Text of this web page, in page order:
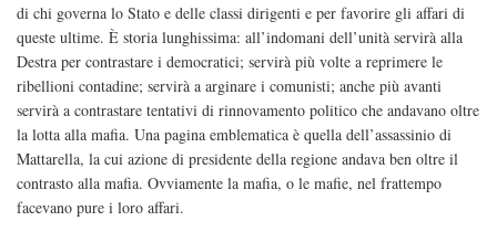
di chi governa lo Stato e delle classi dirigenti e per favorire gli affari di
queste ultime. È storia lunghissima: all’indomani dell’unità servirà alla
Destra per contrastare i democratici; servirà più volte a reprimere le
ribellioni contadine; servirà a arginare i comunisti; anche più avanti
servirà a contrastare tentativi di rinnovamento politico che andavano oltre
la lotta alla mafia. Una pagina emblematica è quella dell’assassinio di
Mattarella, la cui azione di presidente della regione andava ben oltre il
contrasto alla mafia. Ovviamente la mafia, o le mafie, nel frattempo
facevano pure i loro affari.